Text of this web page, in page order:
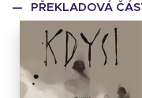
PŘEKLADOVÁ